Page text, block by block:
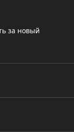
за новый